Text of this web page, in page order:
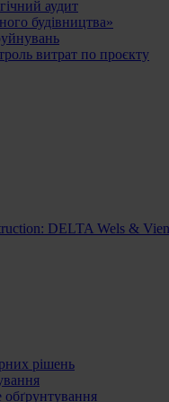
аудит
будівництва»
витрат по проєкту
DELTA Wels &
рішень
обґрунтування